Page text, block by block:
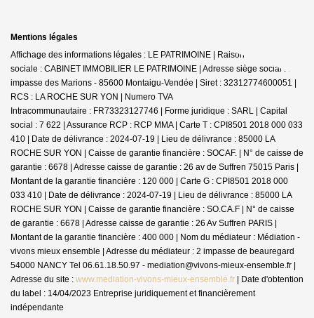
Mentions légales
Affichage des informations légales : LE PATRIMOINE | Raison
sociale : CABINET IMMOBILIER LE PATRIMOINE | Adresse siège social : 30
impasse des Marions - 85600 Montaigu-Vendée | Siret : 32312774600051 |
RCS : LA ROCHE SUR YON | Numero TVA
Intracommunautaire : FR73323127746 | Forme juridique : SARL | Capital
social : 7 622 | Assurance RCP : RCP MMA | Carte T : CPI8501 2018 000 033
410 | Date de délivrance : 2024-07-19 | Lieu de délivrance : 85000 LA
ROCHE SUR YON | Caisse de garantie financière : SOCAF. | N° de caisse de
garantie : 6678 | Adresse caisse de garantie : 26 av de Suffren 75015 Paris |
Montant de la garantie financière : 120 000 | Carte G : CPI8501 2018 000
033 410 | Date de délivrance : 2024-07-19 | Lieu de délivrance : 85000 LA
ROCHE SUR YON | Caisse de garantie financière : SO.CA.F | N° de caisse
de garantie : 6678 | Adresse caisse de garantie : 26 Av Suffren PARIS |
Montant de la garantie financière : 400 000 | Nom du médiateur : Médiation -
vivons mieux ensemble | Adresse du médiateur : 2 impasse de beauregard
54000 NANCY Tel 06.61.18.50.97 - mediation@vivons-mieux-ensemble.fr |
Adresse du site : www.mediation-vivons-mieux-ensemble.fr | Date d'obtention
du label : 14/04/2023 Entreprise juridiquement et financièrement
indépendante